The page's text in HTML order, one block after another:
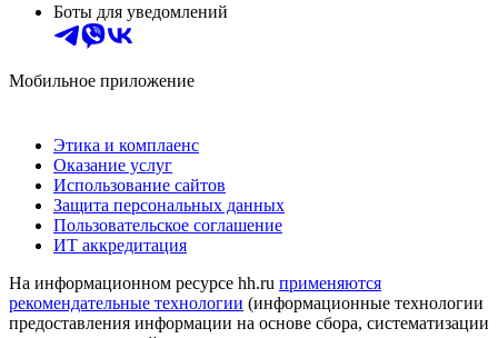
Боты для уведомлений
Мобильное приложение
Этика и комплаенс
Оказание услуг
Использование сайтов
Защита персональных данных
Пользовательское соглашение
ИТ аккредитация
На информационном ресурсе hh.ru применяются
рекомендательные технологии (информационные технологии
предоставления информации на основе сбора, систематизации